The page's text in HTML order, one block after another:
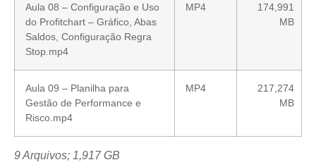
Aula 08 – Configuração e Uso
do Profitchart – Gráfico, Abas
Saldos, Configuração Regra
Stop.mp4
MP4
174,991
MB
Aula 09 – Planilha para
Gestão de Performance e
Risco.mp4
MP4
217,274
MB
9 Arquivos; 1,917 GB